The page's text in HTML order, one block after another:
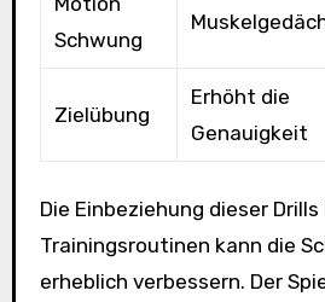
Schwung
Zielübung
Erhöht die
Genauigkeit
Die Einbeziehung dieser Drills
Trainingsroutinen kann die
erheblich verbessern. Der